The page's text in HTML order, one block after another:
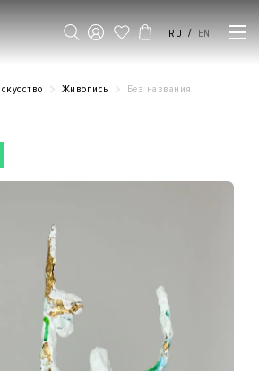
RU / EN
Живопись Без названия